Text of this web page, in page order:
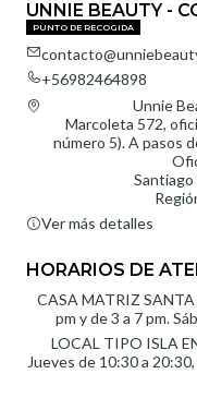
UNNIE BEAUTY -
PUNTO DE RECOGIDA
+56982464898
Unnie
Marcoleta 572,
número 5). A pasos
Ver más detalles
HORARIOS DE
CASA MATRIZ
pm y de 3 a 7 pm.
LOCAL TIPO ISLA
Jueves de 10:30 a